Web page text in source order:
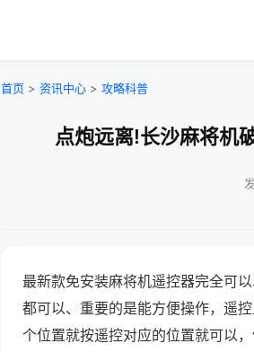
首页 > 资讯中心 > 攻略科普
点炮远离!长沙麻将机
最新款免安装麻将机遥控器完全可
都可以、重要的是能方便操作，遥
个位置就按遥控对应的位置就可以